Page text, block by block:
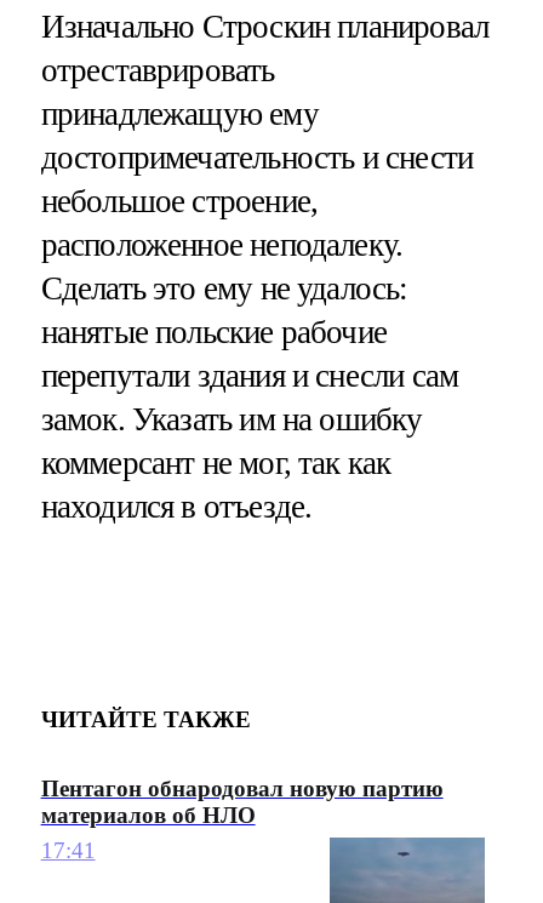
Изначально Строскин планировал
отреставрировать
принадлежащую ему
достопримечательность и снести
небольшое строение,
расположенное неподалеку.
Сделать это ему не удалось:
нанятые польские рабочие
перепутали здания и снесли сам
замок. Указать им на ошибку
коммерсант не мог, так как
находился в отъезде.
ЧИТАЙТЕ ТАКЖЕ
Пентагон обнародовал новую партию
материалов об НЛО
17:41